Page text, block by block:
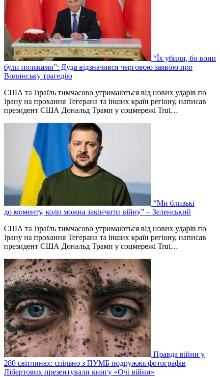
“Їх убили, бо вони
були поляками”: Дуда відзначився черговою заявою про
Волинську трагедію
США та Ізраїль тимчасово утримаються від нових ударів по
Ірану на прохання Тегерана та інших країн регіону, написав
президент США Дональд Трамп у соцмережі Trut…
“Ми близькі
до моменту, коли можна закінчити війну” – Зеленський
США та Ізраїль тимчасово утримаються від нових ударів по
Ірану на прохання Тегерана та інших країн регіону, написав
президент США Дональд Трамп у соцмережі Trut…
Правда війни у
280 світлинах: спільно з ПУМБ подружжя фотографів
Лібертових презентували книгу «Очі війни»